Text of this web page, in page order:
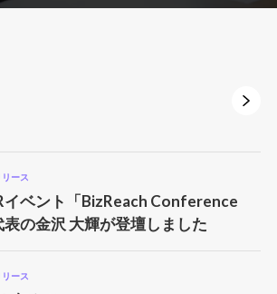
ース
イベント「BizReach Conference
の金沢 大輝が登壇しました
ース